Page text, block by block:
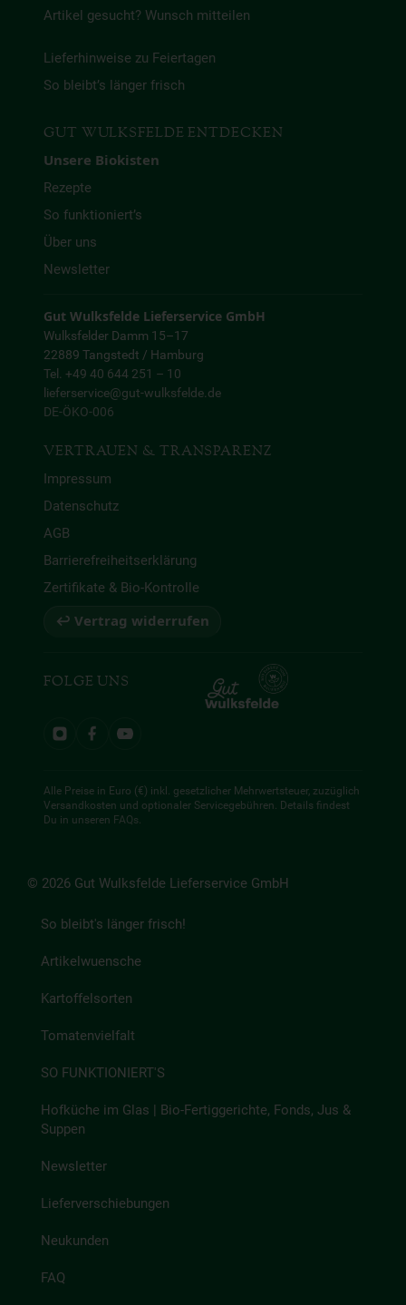
Artikel gesucht? Wunsch mitteilen
Lieferhinweise zu Feiertagen
So bleibt’s länger frisch
GUT WULKSFELDE ENTDECKEN
Unsere Biokisten
Rezepte
So funktioniert’s
Über uns
Newsletter
Gut Wulksfelde Lieferservice GmbH
Wulksfelder Damm 15–17
22889 Tangstedt / Hamburg
Tel. +49 40 644 251 – 10
lieferservice@gut-wulksfelde.de
DE-ÖKO-006
VERTRAUEN & TRANSPARENZ
Impressum
Datenschutz
AGB
Barrierefreiheitserklärung
Zertifikate & Bio-Kontrolle
↩ Vertrag widerrufen
FOLGE UNS
Alle Preise in Euro (€) inkl. gesetzlicher Mehrwertsteuer, zuzüglich
Versandkosten und optionaler Servicegebühren. Details findest
Du in unseren FAQs.
© 2026 Gut Wulksfelde Lieferservice GmbH
So bleibt's länger frisch!
Artikelwuensche
Kartoffelsorten
Tomatenvielfalt
SO FUNKTIONIERT'S
Hofküche im Glas | Bio-Fertiggerichte, Fonds, Jus &
Suppen
Newsletter
Lieferverschiebungen
Neukunden
FAQ